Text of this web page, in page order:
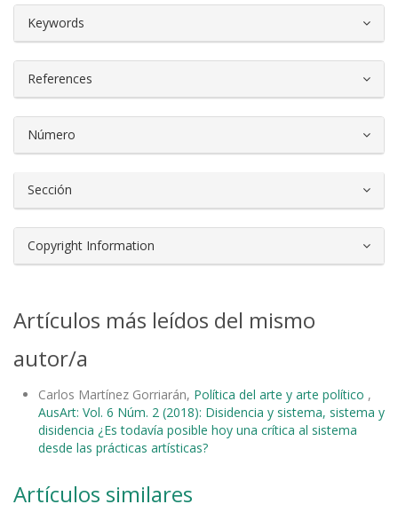
Keywords
References
Número
Sección
Copyright Information
Artículos más leídos del mismo
autor/a
Carlos Martínez Gorriarán, Política del arte y arte político ,
AusArt: Vol. 6 Núm. 2 (2018): Disidencia y sistema, sistema y
disidencia ¿Es todavía posible hoy una crítica al sistema
desde las prácticas artísticas?
Artículos similares